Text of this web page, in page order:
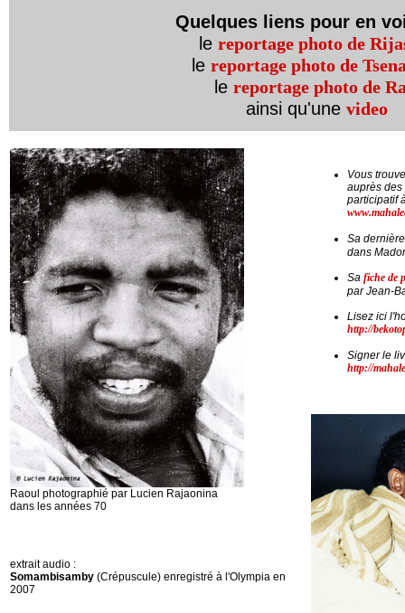
Quelques liens pour en
le reportage photo de
le reportage photo de
le reportage photo de
ainsi qu'une video
Raoul photographié par Lucien Rajaonina
dans les années 70
extrait audio :
Somambisamby (Crépuscule) enregistré à l'Olympia en
2007
Vous
auprès
participatif
Sa dernière
dans
Sa fiche de
par Jean-
Lisez ici
http://
Signer le
http://